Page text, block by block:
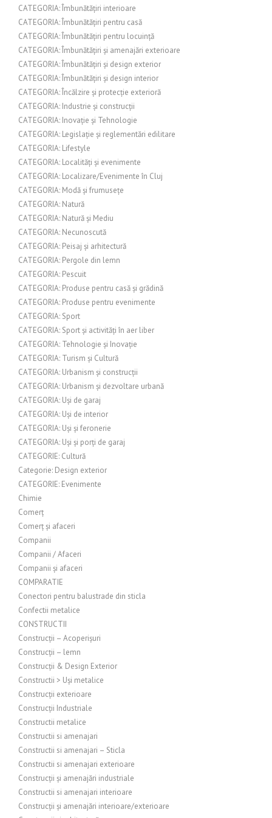
CATEGORIA: Îmbunătățiri interioare
CATEGORIA: Îmbunătățiri pentru casă
CATEGORIA: Îmbunătățiri pentru locuință
CATEGORIA: Îmbunătățiri și amenajări exterioare
CATEGORIA: Îmbunătățiri și design exterior
CATEGORIA: Îmbunătățiri și design interior
CATEGORIA: Încălzire și protecție exterioră
CATEGORIA: Industrie și construcții
CATEGORIA: Inovație și Tehnologie
CATEGORIA: Legislație și reglementări edilitare
CATEGORIA: Lifestyle
CATEGORIA: Localități și evenimente
CATEGORIA: Localizare/Evenimente în Cluj
CATEGORIA: Modă și frumusețe
CATEGORIA: Natură
CATEGORIA: Natură și Mediu
CATEGORIA: Necunoscută
CATEGORIA: Peisaj și arhitectură
CATEGORIA: Pergole din lemn
CATEGORIA: Pescuit
CATEGORIA: Produse pentru casă și grădină
CATEGORIA: Produse pentru evenimente
CATEGORIA: Sport
CATEGORIA: Sport și activități în aer liber
CATEGORIA: Tehnologie și Inovație
CATEGORIA: Turism și Cultură
CATEGORIA: Urbanism și construcții
CATEGORIA: Urbanism și dezvoltare urbană
CATEGORIA: Uși de garaj
CATEGORIA: Uși de interior
CATEGORIA: Uși și feronerie
CATEGORIA: Uși și porți de garaj
CATEGORIE: Cultură
Categorie: Design exterior
CATEGORIE: Evenimente
Chimie
Comerț
Comerț și afaceri
Companii
Companii / Afaceri
Companii și afaceri
COMPARATIE
Conectori pentru balustrade din sticla
Confectii metalice
CONSTRUCTII
Construcții – Acoperișuri
Construcții – lemn
Construcții & Design Exterior
Constructii > Uși metalice
Construcții exterioare
Construcții Industriale
Constructii metalice
Constructii si amenajari
Constructii si amenajari – Sticla
Constructii si amenajari exterioare
Construcții și amenajări industriale
Constructii si amenajari interioare
Construcții și amenajări interioare/exterioare